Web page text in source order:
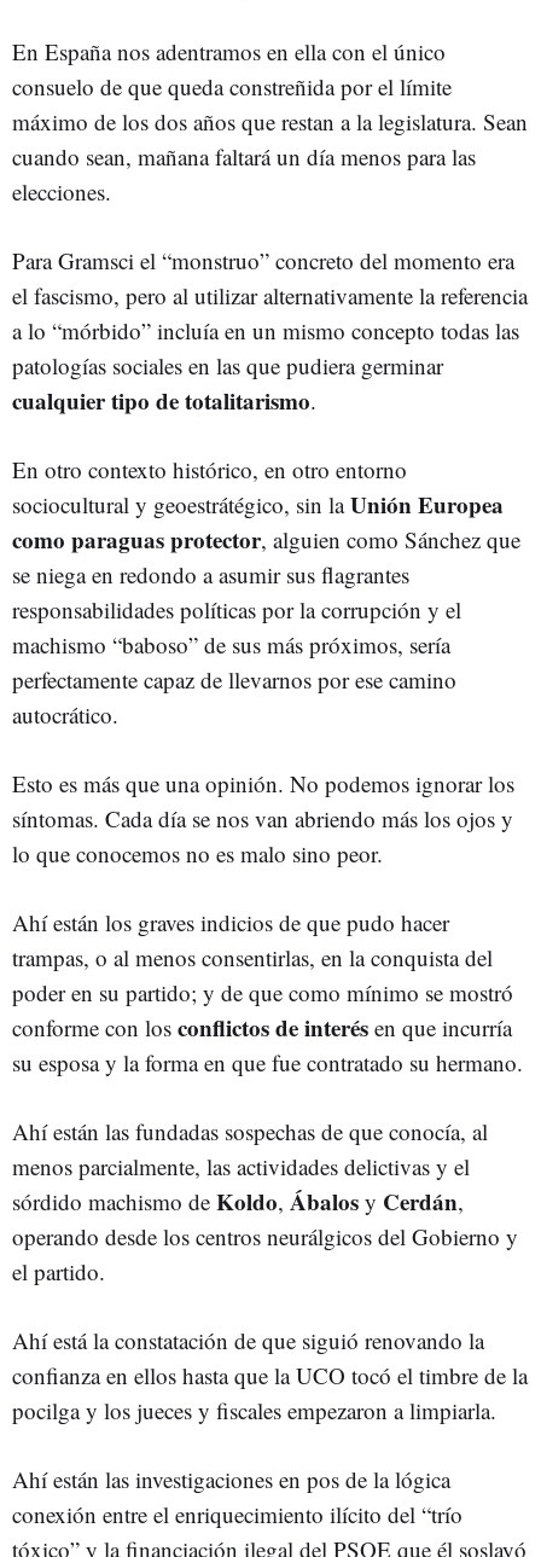
En España nos adentramos en ella con el único
consuelo de que queda constreñida por el límite
máximo de los dos años que restan a la legislatura. Sean
cuando sean, mañana faltará un día menos para las
elecciones.
Para Gramsci el “monstruo” concreto del momento era
el fascismo, pero al utilizar alternativamente la referencia
a lo “mórbido” incluía en un mismo concepto todas las
patologías sociales en las que pudiera germinar
cualquier tipo de totalitarismo.
En otro contexto histórico, en otro entorno
sociocultural y geoestrátégico, sin laUnión Europea
como paraguas protector, alguien como Sánchez que
se niega en redondo a asumir sus flagrantes
responsabilidades políticas por la corrupción y el
machismo “baboso” de sus más próximos, sería
perfectamente capaz de llevarnos por ese camino
autocrático.
Esto es más que una opinión. No podemos ignorar los
síntomas. Cada día se nos van abriendo más los ojos y
lo que conocemos no es malo sino peor.
Ahí están los graves indicios de que pudo hacer
trampas, o al menos consentirlas, en la conquista del
poder en su partido; y de que como mínimo se mostró
conforme con los conflictos de interés en que incurría
su esposa y la forma en que fue contratado su hermano.
Ahí están las fundadas sospechas de que conocía, al
menos parcialmente, las actividades delictivas y el
sórdido machismo de Koldo, Ábalos y Cerdán,
operando desde los centros neurálgicos del Gobierno y
el partido.
Ahí está la constatación de que siguió renovando la
confianza en ellos hasta que la UCO tocó el timbre de la
pocilga y los jueces y fiscales empezaron a limpiarla.
Ahí están las investigaciones en pos de la lógica
conexión entre el enriquecimiento ilícito del “trío
tóxico” y la financiación ilegal del PSOE que él soslayó